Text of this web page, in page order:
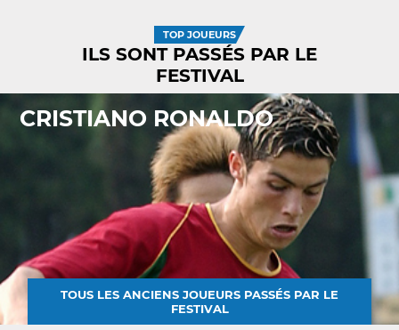
TOP JOUEURS
ILS SONT PASSÉS PAR LE
FESTIVAL
CRISTIANO RONALDO
TOUS LES ANCIENS JOUEURS PASSÉS PAR LE
FESTIVAL